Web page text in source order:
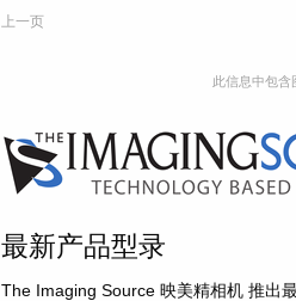
上一页
此信息中包含
最新产品型录
The Imaging Source 映美精相机 推出